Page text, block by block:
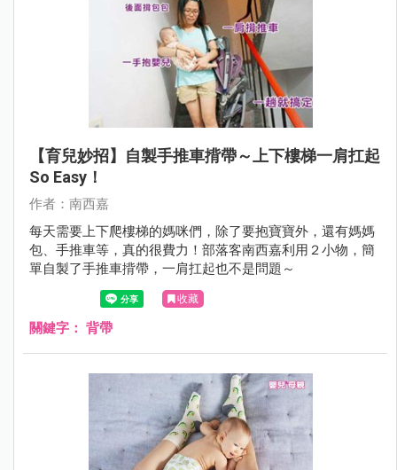
【育兒妙招】自製手推車揹帶～上下樓梯一肩扛起
So Easy！
作者：南西嘉
每天需要上下爬樓梯的媽咪們，除了要抱寶寶外，還有媽媽
包、手推車等，真的很費力！部落客南西嘉利用２小物，簡
單自製了手推車揹帶，一肩扛起也不是問題～
收藏
關鍵字： 背帶